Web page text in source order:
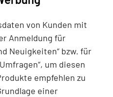
von Kunden mit
Anmeldung für
Neuigkeiten“ bzw. für
um diesen
empfehlen zu
einer